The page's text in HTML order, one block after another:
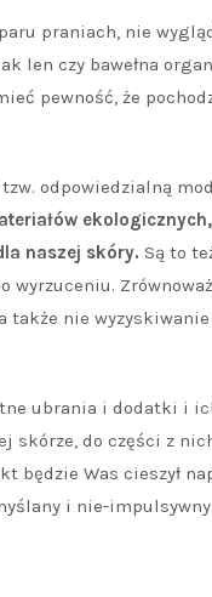
praniach, nie
len czy bawełna
pewność, że
odpowiedzialną
naszej skóry. Są to
wyrzuceniu.
także nie
ubrania i dodatki i
skórze, do części z
Was cieszył
i nie-impulsywny.